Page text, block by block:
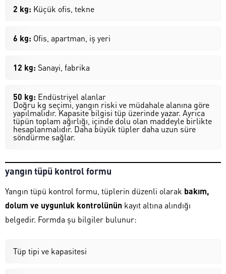
2 kg: Küçük ofis, tekne
6 kg: Ofis, apartman, iş yeri
12 kg: Sanayi, fabrika
50 kg: Endüstriyel alanlar
Doğru kg seçimi, yangın riski ve müdahale alanına göre
yapılmalıdır. Kapasite bilgisi tüp üzerinde yazar. Ayrıca
tüpün toplam ağırlığı, içinde dolu olan maddeyle birlikte
hesaplanmalıdır. Daha büyük tüpler daha uzun süre
söndürme sağlar.
yangın tüpü kontrol formu
Yangın tüpü kontrol formu, tüplerin düzenli olarak bakım,
dolum ve uygunluk kontrolünün kayıt altına alındığı
belgedir. Formda şu bilgiler bulunur:
Tüp tipi ve kapasitesi